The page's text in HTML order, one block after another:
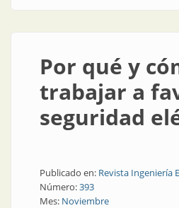
Por qué y
trabajar a
seguridad
Publicado en: Revista Ingeniería
Número:393
Mes: Noviembre